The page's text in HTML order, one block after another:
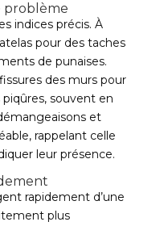
problème
indices précis. À
pour des taches
de punaises.
des murs pour
souvent en
et
rappelant celle
leur présence.
rapidement d’une
plus